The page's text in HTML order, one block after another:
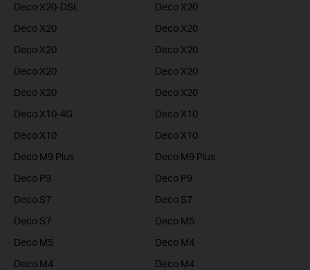
Deco X20-DSL
Deco X20
Deco X20
Deco X20
Deco X20
Deco X20
Deco X20
Deco X20
Deco X20
Deco X20
Deco X10-4G
Deco X10
Deco X10
Deco X10
Deco M9 Plus
Deco M9 Plus
Deco P9
Deco P9
Deco S7
Deco S7
Deco S7
Deco M5
Deco M5
Deco M4
Deco M4
Deco M4